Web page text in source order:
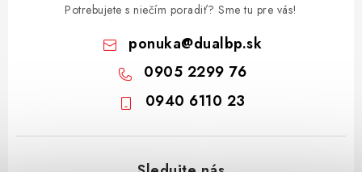
Potrebujete s niečím poradiť? Sme tu pre vás!
ponuka@dualbp.sk
0905 2299 76
0940 6110 23